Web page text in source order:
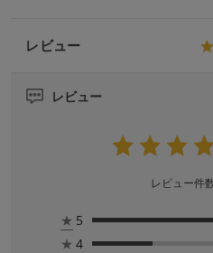
レビュー
レビュー
レビュー件
★ 5
★ 4